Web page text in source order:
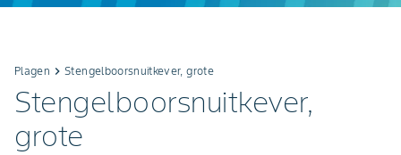
Plagen keyboard_arrow_rightStengelboorsnuitkever, grote
Stengelboorsnuitkever,
grote